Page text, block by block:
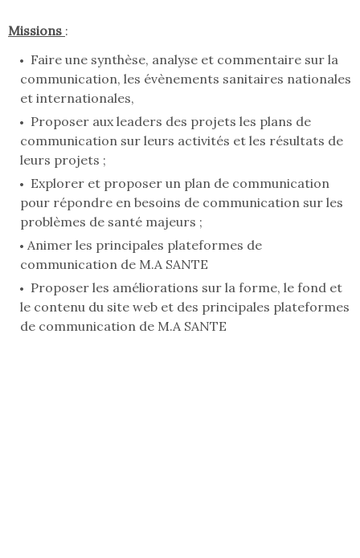
Missions :
Faire une synthèse, analyse et commentaire sur la
communication, les évènements sanitaires nationales
et internationales,
Proposer aux leaders des projets les plans de
communication sur leurs activités et les résultats de
leurs projets ;
Explorer et proposer un plan de communication
pour répondre en besoins de communication sur les
problèmes de santé majeurs ;
Animer les principales plateformes de
communication de M.A SANTE
Proposer les améliorations sur la forme, le fond et
le contenu du site web et des principales plateformes
de communication de M.A SANTE